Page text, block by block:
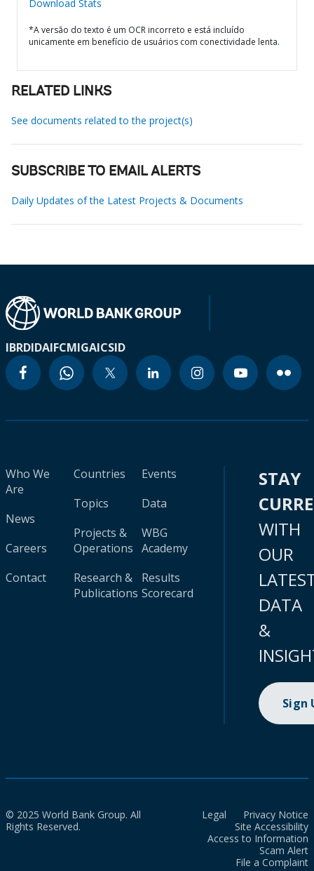
Download Stats
*A versão do texto é um OCR incorreto e está incluído
unicamente em benefício de usuários com conectividade lenta.
RELATED LINKS
See documents related to the project(s)
SUBSCRIBE TO EMAIL ALERTS
Daily Updates of the Latest Projects & Documents
IBRDIDAIFCMIGAICSID
Who We
Are
News
Careers
Contact
Countries
Topics
Projects &
Operations
Research &
Publications
Events
Data
WBG
Academy
Results
Scorecard
STAY
WITH
OUR
DATA
&
Sign
© 2025 World Bank Group. All
Rights Reserved.
Legal
Privacy Notice
Site Accessibility
Access to Information
Scam Alert
File a Complaint